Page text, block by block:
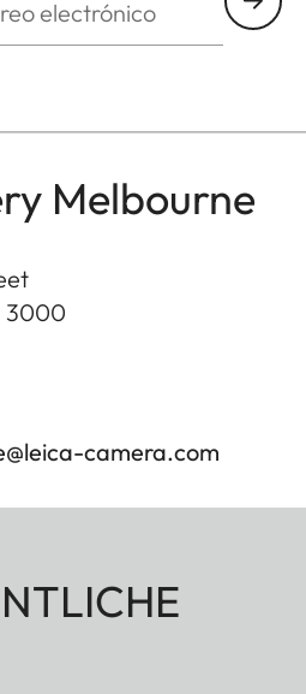
Melbourne
3000
camera.com